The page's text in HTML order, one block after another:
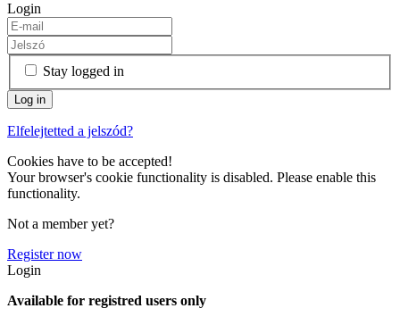
Login
Stay logged in
Elfelejtetted a jelszód?
Cookies have to be accepted!
Your browser's cookie functionality is disabled. Please enable this
functionality.
Not a member yet?
Register now
Login
Available for registred users only